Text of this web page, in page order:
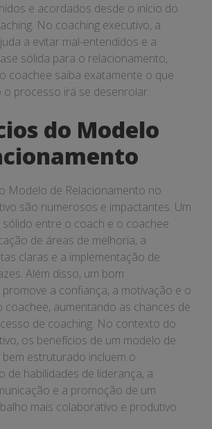
e acordados desde o início do
No coaching executivo, a
a evitar mal-entendidos e a
sólida para o relacionamento,
coachee saiba exatamente o que
processo irá se desenrolar.
do Modelo
Modelo de Relacionamento no
são numerosos e impactantes. Um
entre o coach e o coachee
de áreas de melhoria, a
claras e a implementação de
Além disso, um bom
a confiança, a motivação e o
coachee, aumentando as chances de
de coaching. No contexto do
os benefícios de um modelo de
estruturado incluem o
de habilidades de liderança, a
e a promoção de um
mais colaborativo e produtivo.